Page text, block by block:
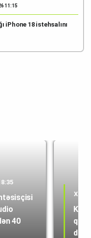
11:15
iPhone 18 istehsalını
40
dən